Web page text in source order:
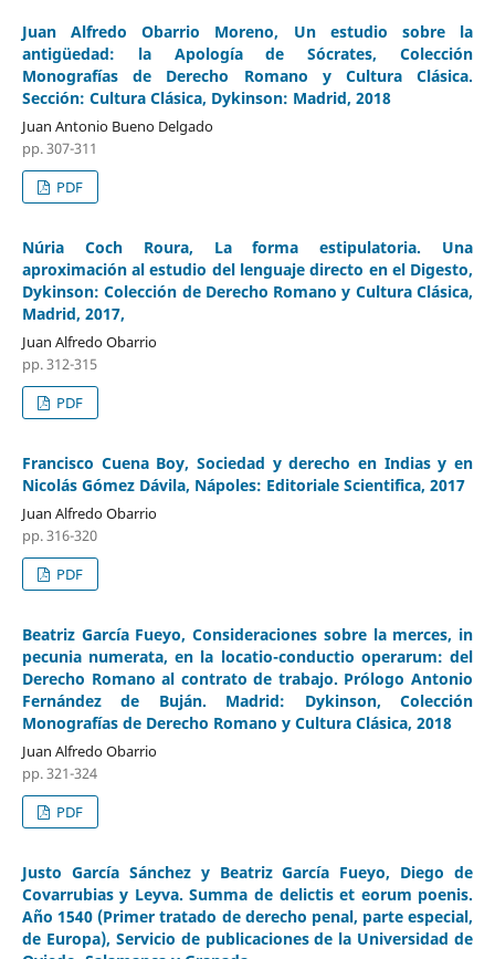
Juan Alfredo Obarrio Moreno, Un estudio sobre la
antigüedad: la Apología de Sócrates, Colección
Monografías de Derecho Romano y Cultura Clásica.
Sección: Cultura Clásica, Dykinson: Madrid, 2018
Juan Antonio Bueno Delgado
pp. 307-311
PDF
Núria Coch Roura, La forma estipulatoria. Una
aproximación al estudio del lenguaje directo en el Digesto,
Dykinson: Colección de Derecho Romano y Cultura Clásica,
Madrid, 2017,
Juan Alfredo Obarrio
pp. 312-315
PDF
Francisco Cuena Boy, Sociedad y derecho en Indias y en
Nicolás Gómez Dávila, Nápoles: Editoriale Scientifica, 2017
Juan Alfredo Obarrio
pp. 316-320
PDF
Beatriz García Fueyo, Consideraciones sobre la merces, in
pecunia numerata, en la locatio-conductio operarum: del
Derecho Romano al contrato de trabajo. Prólogo Antonio
Fernández de Buján. Madrid: Dykinson, Colección
Monografías de Derecho Romano y Cultura Clásica, 2018
Juan Alfredo Obarrio
pp. 321-324
PDF
Justo García Sánchez y Beatriz García Fueyo, Diego de
Covarrubias y Leyva. Summa de delictis et eorum poenis.
Año 1540 (Primer tratado de derecho penal, parte especial,
de Europa), Servicio de publicaciones de la Universidad de